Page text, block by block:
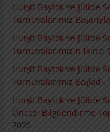
Hurşit Baytok ve Jülide
Turnuvalarımız
Hurşit Baytok ve Jülide
Turnuvalarımızın İkinci
Hurşit Baytok ve Jülide
Turnuvalarımız Başladı.
Hurşit Baytok ve Jülide
Öncesi Bilgilendirme
2026